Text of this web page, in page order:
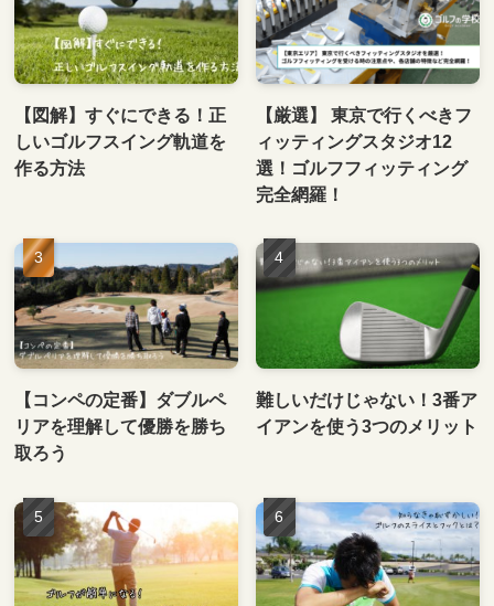
【図解】すぐにできる！正
しいゴルフスイング軌道を
作る方法
【厳選】 東京で行くべきフ
ィッティングスタジオ12
選！ゴルフフィッティング
完全網羅！
【コンペの定番】ダブルペ
リアを理解して優勝を勝ち
取ろう
難しいだけじゃない！3番ア
イアンを使う3つのメリット